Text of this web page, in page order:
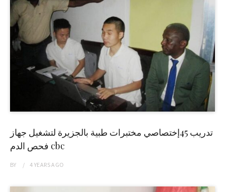
تدريب 45إختصاصي مختبرات طبية بالجزيرة لتشغيل جهاز
فحص الدم cbc
BY 4 YEARSAGO